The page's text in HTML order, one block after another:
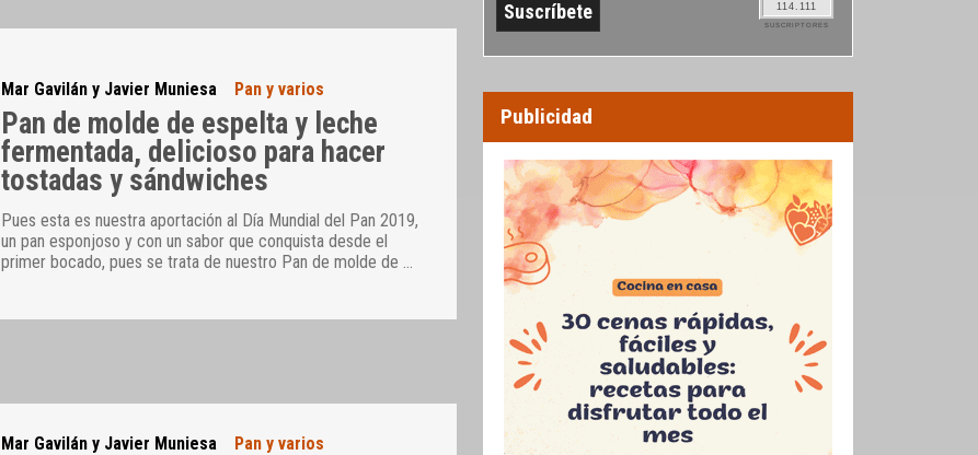
Mar Gavilán y Javier Muniesa Pan y varios
Pan de molde de espelta y leche
fermentada, delicioso para hacer
tostadas y sándwiches
Pues esta es nuestra aportación al Día Mundial del Pan 2019,
un pan esponjoso y con un sabor que conquista desde el
primer bocado, pues se trata de nuestro Pan de molde de …
Mar Gavilán y Javier Muniesa Pan y varios
114.111
SUSCRIPTORES
Publicidad